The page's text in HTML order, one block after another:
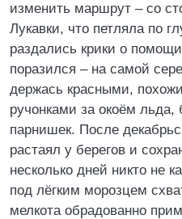
изменить маршрут – со
Лукавки, что петляла по
раздались крики о
поразился – на самой
держась красными,
ручонками за окоём льда,
парнишек. После
растаял у берегов и
несколько дней никто не
под лёгким морозцем
мелкота обрадованно